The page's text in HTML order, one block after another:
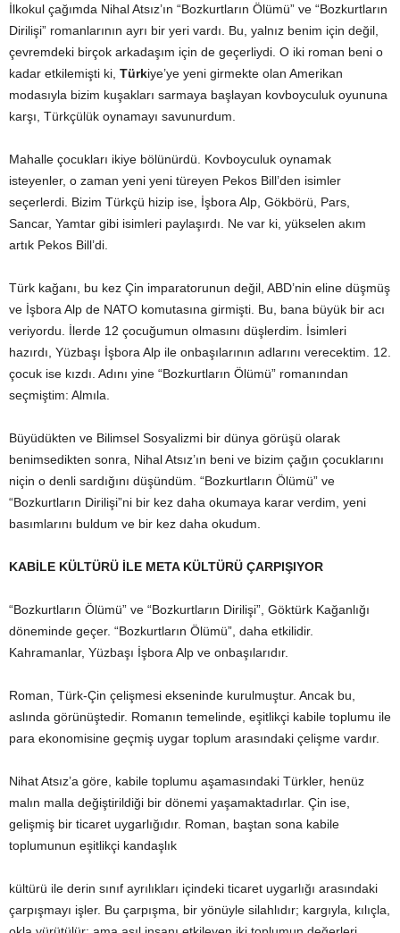
İlkokul çağımda Nihal Atsız’ın “Bozkurtların Ölümü” ve “Bozkurtların
Dirilişi” romanlarının ayrı bir yeri vardı. Bu, yalnız benim için değil,
çevremdeki birçok arkadaşım için de geçerliydi. O iki roman beni o
kadar etkilemişti ki, Türkiye’ye yeni girmekte olan Amerikan
modasıyla bizim kuşakları sarmaya başlayan kovboyculuk oyununa
karşı, Türkçülük oynamayı savunurdum.
Mahalle çocukları ikiye bölünürdü. Kovboyculuk oynamak
isteyenler, o zaman yeni yeni türeyen Pekos Bill’den isimler
seçerlerdi. Bizim Türkçü hizip ise, İşbora Alp, Gökbörü, Pars,
Sancar, Yamtar gibi isimleri paylaşırdı. Ne var ki, yükselen akım
artık Pekos Bill’di.
Türk kağanı, bu kez Çin imparatorunun değil, ABD’nin eline düşmüş
ve İşbora Alp de NATO komutasına girmişti. Bu, bana büyük bir acı
veriyordu. İlerde 12 çocuğumun olmasını düşlerdim. İsimleri
hazırdı, Yüzbaşı İşbora Alp ile onbaşılarının adlarını verecektim. 12.
çocuk ise kızdı. Adını yine “Bozkurtların Ölümü” romanından
seçmiştim: Almıla.
Büyüdükten ve Bilimsel Sosyalizmi bir dünya görüşü olarak
benimsedikten sonra, Nihal Atsız’ın beni ve bizim çağın çocuklarını
niçin o denli sardığını düşündüm. “Bozkurtların Ölümü” ve
“Bozkurtların Dirilişi”ni bir kez daha okumaya karar verdim, yeni
basımlarını buldum ve bir kez daha okudum.
KABİLE KÜLTÜRÜ İLE META KÜLTÜRÜ ÇARPIŞIYOR
“Bozkurtların Ölümü” ve “Bozkurtların Dirilişi”, Göktürk Kağanlığı
döneminde geçer. “Bozkurtların Ölümü”, daha etkilidir.
Kahramanlar, Yüzbaşı İşbora Alp ve onbaşılarıdır.
Roman, Türk-Çin çelişmesi ekseninde kurulmuştur. Ancak bu,
aslında görünüştedir. Romanın temelinde, eşitlikçi kabile toplumu ile
para ekonomisine geçmiş uygar toplum arasındaki çelişme vardır.
Nihat Atsız’a göre, kabile toplumu aşamasındaki Türkler, henüz
malın malla değiştirildiği bir dönemi yaşamaktadırlar. Çin ise,
gelişmiş bir ticaret uygarlığıdır. Roman, baştan sona kabile
toplumunun eşitlikçi kandaşlık
kültürü ile derin sınıf ayrılıkları içindeki ticaret uygarlığı arasındaki
çarpışmayı işler. Bu çarpışma, bir yönüyle silahlıdır; kargıyla, kılıçla,